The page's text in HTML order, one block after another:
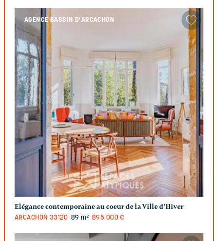
AGENCE BASSIN D’ARCACHON
Elégance contemporaine au coeur de la Ville d’Hiver
ARCACHON 33120 89 m² 895 000 €